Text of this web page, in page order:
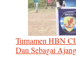
Turnamen HBN
Dan Sebagai